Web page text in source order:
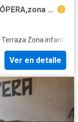
Departamento en Renta en TORRE ÓPERA,zona puerta de hierro, Real acueducto, Zapo
·Terraza·Zona infantil
Ver en detalle